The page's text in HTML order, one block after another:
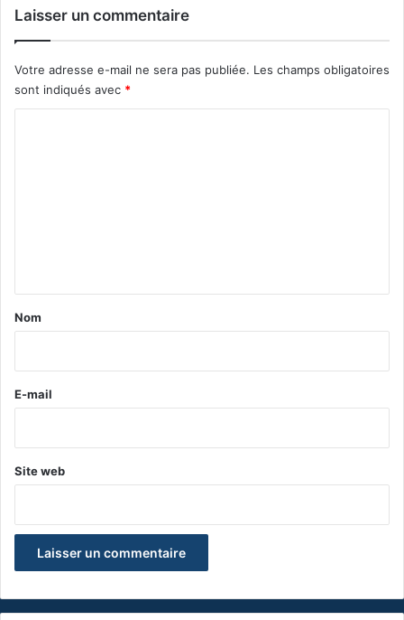
Laisser un commentaire
Votre adresse e-mail ne sera pas publiée. Les champs obligatoires
sont indiqués avec *
a
e
Nom
E-mail
Site web